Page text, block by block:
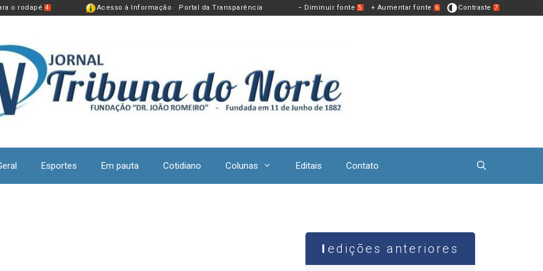
o rodapé 4 Acesso à Informação Portal da Transparência − Diminuir fonte 5 + Aumentar fonte 6 Contraste 7
Esportes Em pauta Cotidiano Colunas Editais Contato
edições anteriores